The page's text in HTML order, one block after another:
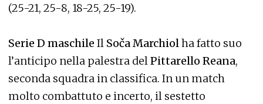
(25-21, 25-8, 18-25, 25-19).
Serie D maschile Il Soča Marchiolha fatto suo
l’anticipo nella palestra delPittarello Reana,
seconda squadra in classifica. In un match
molto combattuto e incerto, il sestetto